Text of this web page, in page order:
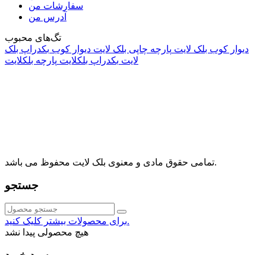
سفارشات من
آدرس من
تگ‌های محبوب
دیوار کوب بلک لایت پارچه چاپی بلک لایت دیوار کوب بکدراپ بلک
لایت بکدراپ بلکلایت پارچه بلکلایت
تمامی حقوق مادی و معنوی بلک لایت محفوظ می باشد.
جستجو
برای محصولات بیشتر کلیک کنید.
هیچ محصولی پیدا نشد